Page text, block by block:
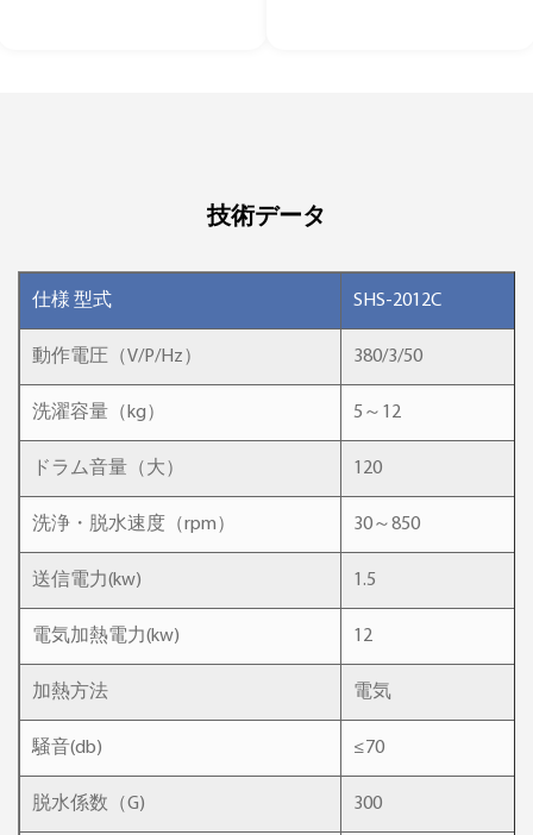
技術データ
仕様 型式 SHS-2012C
動作電圧（V/P/Hz） 380/3/50
洗濯容量（kg） 5～12
ドラム音量（大） 120
洗浄・脱水速度（rpm） 30～850
送信電力(kw) 1.5
電気加熱電力(kw) 12
加熱方法 電気
騒音(db) ≤70
脱水係数（G) 300